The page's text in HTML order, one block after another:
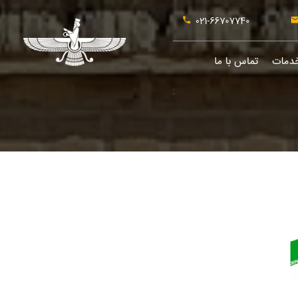
021-66707740
تماس با ما
;